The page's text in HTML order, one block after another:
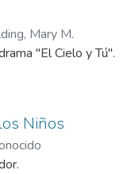
Mary M.
"El Cielo y Tú".
Niños